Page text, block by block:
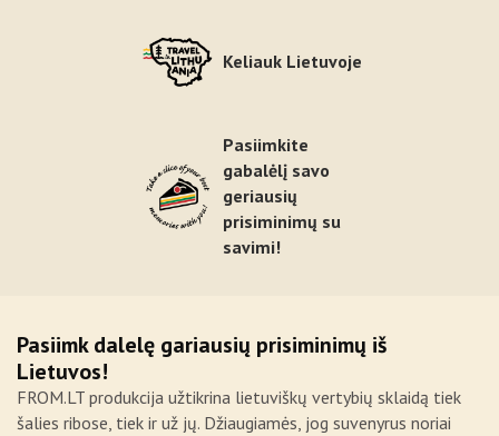
Keliauk Lietuvoje
Pasiimkite
gabalėlį savo
geriausių
prisiminimų su
savimi!
Pasiimk dalelę gariausių prisiminimų iš
Lietuvos!
FROM.LT produkcija užtikrina lietuviškų vertybių sklaidą tiek
šalies ribose, tiek ir už jų. Džiaugiamės, jog suvenyrus noriai